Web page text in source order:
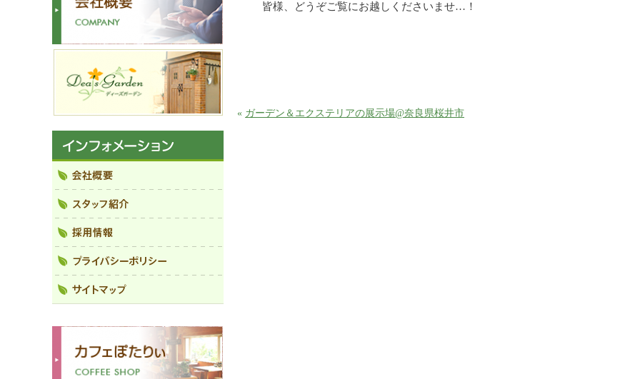
皆様、どうぞご覧にお越しくださいませ…！
« ガーデン＆エクステリアの展示場@奈良県桜井市